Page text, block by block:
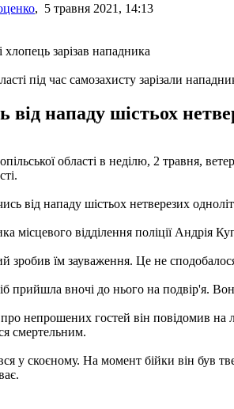
, 5 травня 2021, 14:13
під час самозахисту зарізали
нападу шістьох
області в неділю, 2 травня,
від нападу шістьох нетверезих
місцевого відділення поліції Андрія
зробив їм зауваження. Це не
прийшла вночі до нього на подвір'я.
непрошених гостей він повідомив
смертельним.
у скоєному. На момент бійки він був